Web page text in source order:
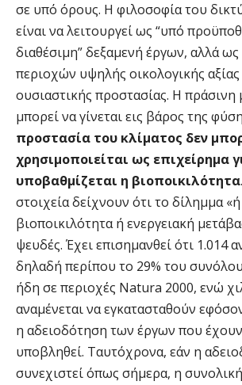
σε υπό όρους. Η φιλοσοφία του
είναι να λειτουργεί ως “υπό
διαθέσιμη” δεξαμενή έργων, αλλά
περιοχών υψηλής οικολογικής
ουσιαστικής προστασίας. Η πράσινη
μπορεί να γίνεται εις βάρος της
προστασία του κλίματος δεν
χρησιμοποιείται ως επιχείρημα
υποβαθμίζεται η βιοποικιλότητα
στοιχεία δείχνουν ότι το δίλημμα «ή
βιοποικιλότητα ή ενεργειακή
ψευδές. Έχει επισημανθεί ότι 1.014
δηλαδή περίπου το 29% του
ήδη σε περιοχές Natura 2000, ενώ
αναμένεται να εγκατασταθούν
η αδειοδότηση των έργων που
υποβληθεί. Ταυτόχρονα, εάν η
συνεχιστεί όπως σήμερα, η